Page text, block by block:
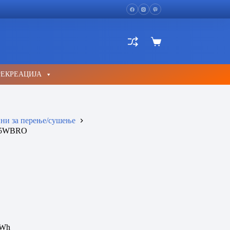
Shopping
за перење/сушење